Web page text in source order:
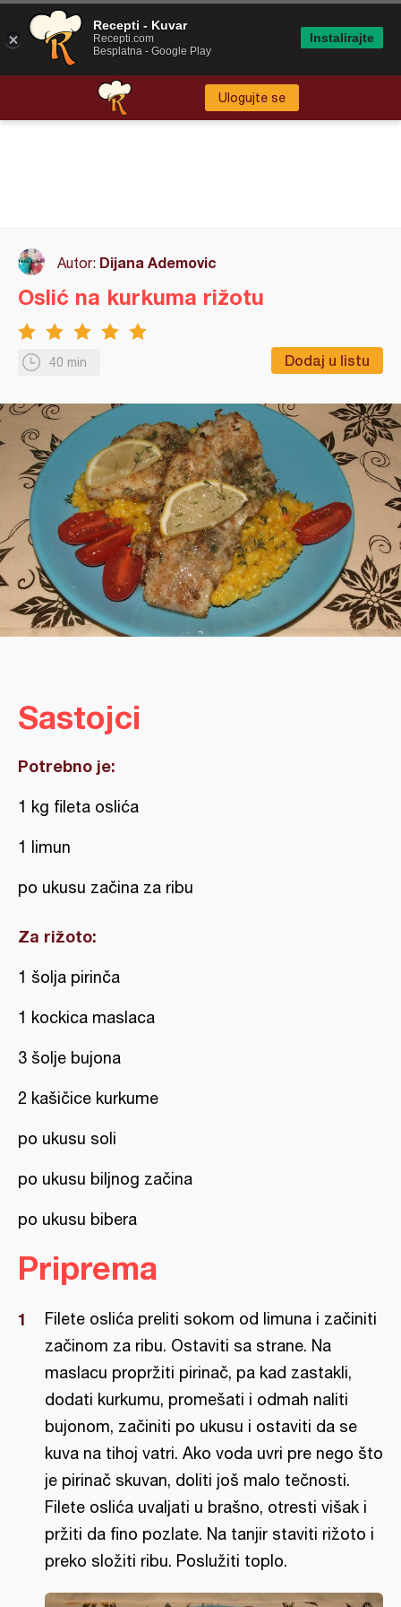
Ulogujte se
Autor: Dijana Ademovic
40 min Dodaj u listu
Oslić na kurkuma rižotu
Sastojci
Potrebno je:
1 kg fileta oslića
1 limun
po ukusu začina za ribu
Za rižoto:
1 šolja pirinča
1 kockica maslaca
3 šolje bujona
2 kašičice kurkume
po ukusu soli
po ukusu biljnog začina
po ukusu bibera
Priprema
Filete oslića preliti sokom od limuna i začiniti
začinom za ribu. Ostaviti sa strane. Na
maslacu propržiti pirinač, pa kad zastakli,
dodati kurkumu, promešati i odmah naliti
bujonom, začiniti po ukusu i ostaviti da se
kuva na tihoj vatri. Ako voda uvri pre nego što
je pirinač skuvan, doliti još malo tečnosti.
Filete oslića uvaljati u brašno, otresti višak i
pržiti da fino pozlate. Na tanjir staviti rižoto i
preko složiti ribu. Poslužiti toplo.
Recepti - Kuvar
Recepti.com
Besplatna - Google Play
Instalirajte